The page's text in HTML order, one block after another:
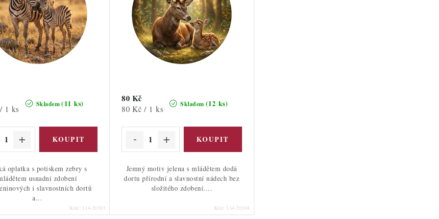
Skladem(11 ks)
1 ks
oplatka s potiskem zebry s
usnadní zdobení
i slavnostních dortů
a...
Kód: 134-20303
Skladem (12 ks)
80 Kč
Měrná
80 Kč / 1 ks
Jemný motiv jelena s mládětem dodá
dortu přírodní a slavnostní nádech bez
složitého zdobení....
Kód: 134-20304